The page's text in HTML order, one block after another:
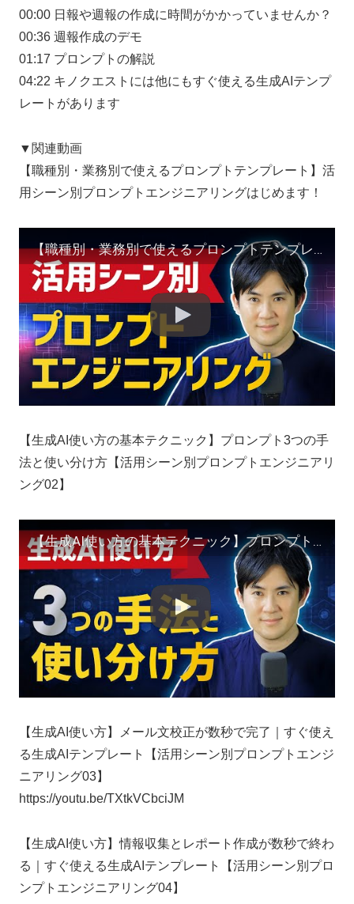
00:00 日報や週報の作成に時間がかかっていませんか？
00:36 週報作成のデモ
01:17 プロンプトの解説
04:22 キノクエストには他にもすぐ使える生成AIテンプ
レートがあります
▼関連動画
【職種別・業務別で使えるプロンプトテンプレート】活
用シーン別プロンプトエンジニアリングはじめます！
【職種別・業務別で使えるプロンプトテンプレート】活用シーン別プロンプトエンジニアリングはじめます！
【生成AI使い方の基本テクニック】プロンプト3つの手
法と使い分け方【活用シーン別プロンプトエンジニアリ
ング02】
【生成AI使い方の基本テクニック】プロンプト3つの手法と使い分け方【活用シーン別プロンプトエンジニアリング02】
【生成AI使い方】メール文校正が数秒で完了｜すぐ使え
る生成AIテンプレート【活用シーン別プロンプトエンジ
ニアリング03】
https://youtu.be/TXtkVCbciJM
【生成AI使い方】情報収集とレポート作成が数秒で終わ
る｜すぐ使える生成AIテンプレート【活用シーン別プロ
ンプトエンジニアリング04】